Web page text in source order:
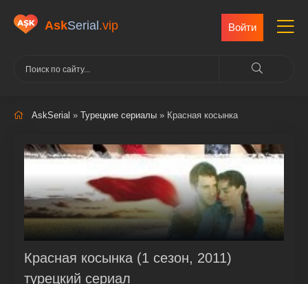
AskSerial .vip Войти
AskSerial » Турецкие сериалы » Красная косынка
Красная косынка (1 сезон, 2011)
турецкий сериал